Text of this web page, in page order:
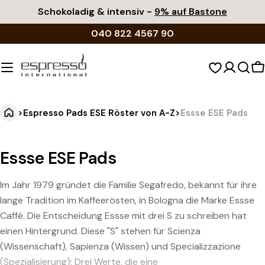
Inhalt
Schokoladig & intensiv - 9% auf Bastone
040 822 4567 90
>Espresso Pads ESE Röster von A-Z>Essse ESE Pads
Essse ESE Pads
Im Jahr 1979 gründet die Familie Segafredo, bekannt für ihre
lange Tradition im Kaffeerösten, in Bologna die Marke Essse
Caffè. Die Entscheidung Essse mit drei S zu schreiben hat
einen Hintergrund. Diese "S" stehen für Scienza
(Wissenschaft), Sapienza (Wissen) und Specializzazione
(Spezialisierung): Drei Werte, die eine